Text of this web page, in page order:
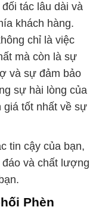
tác lâu dài và
khách hàng.
chỉ là việc
mà còn là sự
và sự đảm bảo
sự hài lòng của
giá tốt nhất về sự
tin cậy của bạn,
và chất lượng
Phèn